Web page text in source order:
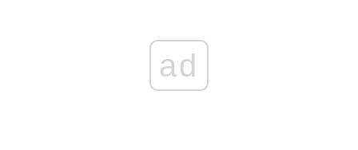
ad